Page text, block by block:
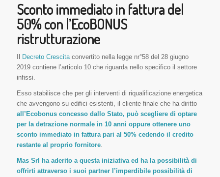
Sconto immediato in fattura del
50% con l’EcoBONUS
ristrutturazione
Decreto Crescitaconvertito nella legge nr°58 del 28 giugno
2019 contiene l’articolo 10 che riguarda nello specifico il settore
infissi.
Esso stabilisce che per gli interventi di riqualificazione energetica
che avvengono su edifici esistenti, il cliente finale che ha diritto
all’Ecobonus concesso dallo Stato, può scegliere di optare
per la detrazione normale in 10 anni oppure ottenere uno
sconto immediato in fattura pari al 50% cedendo il credito
restante al proprio fornitore.
Mas Srl ha aderito a questa iniziativa ed ha la possibilità di
offrirti attraverso i suoi partner l’imperdibile possibilità di